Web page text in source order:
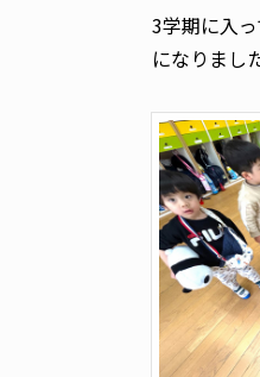
3学期に入
になりまし